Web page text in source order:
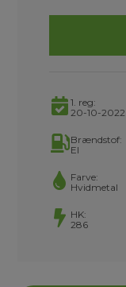
1. reg:
20-10-2022
Brændstof:
El
Farve:
Hvidmetal
HK:
286